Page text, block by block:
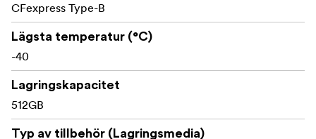
på 3000 MB/s för att fånga livfulla, snabba bilder och
sedan ta dig igenom postproduktionen.
Fantastiska skrivhastigheter med bibehållen
hastighetMed skrivhastigheter på 3000 MB/s kan du
spela in video i kommersiell kvalitet utan bildförlust och
ta bilder i burst-mode utan att stamma, bild efter bild.
Snabbare skrivhastigheter
CFexpress Type-B
Lägsta temperatur (°C)
-40
Lagringskapacitet
512GB
Typ av tillbehör (Lagringsmedia)